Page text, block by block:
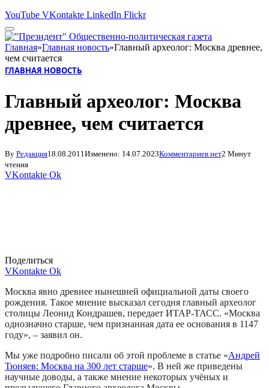
YouTube VKontakte LinkedIn Flickr
Главная»Главная новость»Главный археолог: Москва древнее,
чем считается
ГЛАВНАЯ НОВОСТЬ
Главный археолог: Москва
древнее, чем считается
By Редакция18.08.2011 Изменено: 14.07.2023Комментариев нет2 Минут
чтения
VKontakte Ok
Поделиться
VKontakte Ok
Москва явно древнее нынешней официальной даты своего
рождения. Такое мнение высказал сегодня главный археолог
столицы Леонид Кондрашев, передает ИТАР-ТАСС. «Москва
однозначно старше, чем признанная дата ее основания в 1147
году», – заявил он.
Мы уже подробно писали об этой проблеме в статье «Андрей
Тюняев: Москва на 300 лет старше». В ней же приведены
научные доводы, а также мнение некоторых учёных и